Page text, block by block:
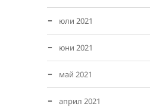
юли 2021
юни 2021
май 2021
април 2021